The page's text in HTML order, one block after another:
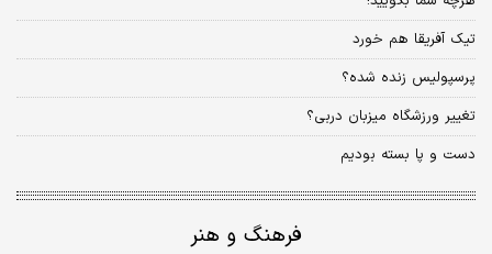
تیک آفریقا هم خورد
پرسپولیس زنده شده؟
تغییر ورزشگاه میزبان دربی؟
دست و پا بسته بودیم
فرهنگ و هنر